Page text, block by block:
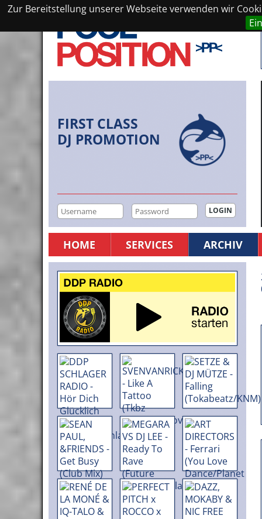
Zur Bereitstellung unserer Webseite verwenden wir
FIRST CLASS
DJ PROMOTION
HOME SERVICES ARCHIV